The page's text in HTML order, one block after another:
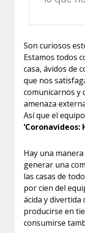
Son curiosos
Estamos todos
casa, ávidos de
que nos
comunicarnos y
amenaza
Así que el
‘Coronavideos:
Hay una
generar una
las casas de
por cien del
ácida y divertida
producirse en
consumirse